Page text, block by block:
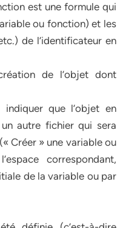
est une formule qui
ou fonction) et les
de l’identificateur en
de l’objet dont
que l’objet en
autre fichier qui sera
Créer » une variable ou
correspondant,
de la variable ou par